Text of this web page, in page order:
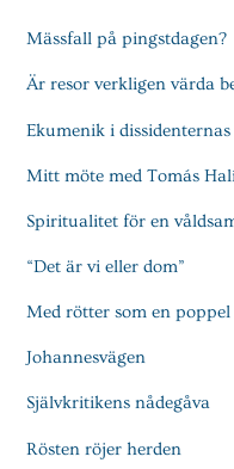
Mässfall på pingstdagen?
Är resor verkligen värda
Ekumenik i
Mitt möte med Tomás
Spiritualitet för en
“Det är vi eller dom”
Med rötter som en poppel
Johannesvägen
Självkritikens nådegåva
Rösten röjer herden